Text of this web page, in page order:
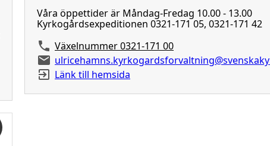
Våra öppettider är Måndag-Fredag 10.00 - 13.00
Kyrkogårdsexpeditionen 0321-171 05, 0321-171 42
Växelnummer 0321-171 00
Länk till hemsida